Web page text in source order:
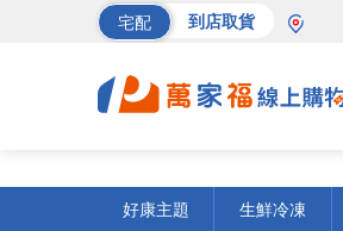
宅配 到店取貨
好康主題
生鮮冷凍